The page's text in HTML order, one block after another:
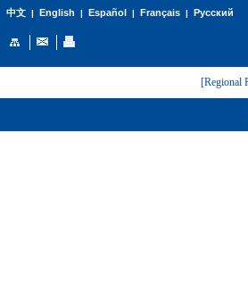
中文| English | Español | Français| Русский